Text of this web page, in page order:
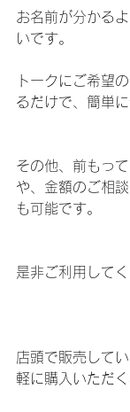
お名前が分かる
いです。
トークにご希望
るだけで、簡単
その他、前もっ
や、金額のご相
も可能です。
是非ご利用して
店頭で販売して
軽に購入いただ